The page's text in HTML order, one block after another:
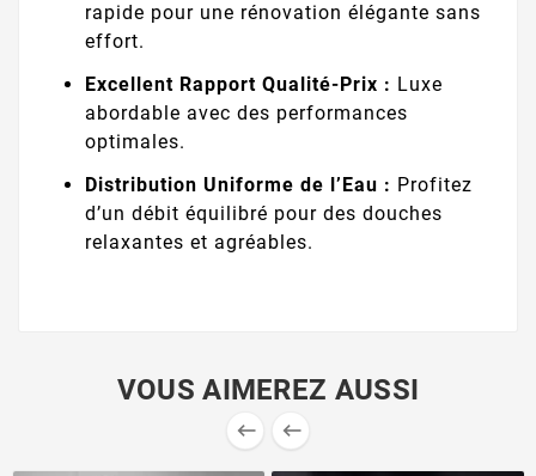
rapide pour une rénovation élégante sans
effort.
Excellent Rapport Qualité-Prix : Luxe
abordable avec des performances
optimales.
Distribution Uniforme de l’Eau : Profitez
d’un débit équilibré pour des douches
relaxantes et agréables.
VOUS AIMEREZ AUSSI
 